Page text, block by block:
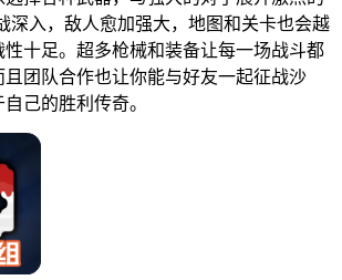
深入，敌人愈加强大，地图和关卡也会越
性十足。超多枪械和装备让每一场战斗都
且团队合作也让你能与好友一起征战沙
己的胜利传奇。